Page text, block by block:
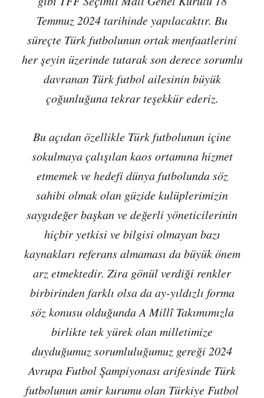
Temmuz 2024 tarihinde yapılacaktır. Bu
süreçte Türk futbolunun ortak menfaatlerini
her şeyin üzerinde tutarak son derece sorumlu
davranan Türk futbol ailesinin büyük
çoğunluğuna tekrar teşekkür ederiz.
Bu açıdan özellikle Türk futbolunun içine
sokulmaya çalışılan kaos ortamına hizmet
etmemek ve hedefi dünya futbolunda söz
sahibi olmak olan güzide kulüplerimizin
saygıdeğer başkan ve değerli yöneticilerinin
hiçbir yetkisi ve bilgisi olmayan bazı
kaynakları referans almaması da büyük önem
arz etmektedir. Zira gönül verdiği renkler
birbirinden farklı olsa da ay-yıldızlı forma
söz konusu olduğunda A Millî Takımımızla
birlikte tek yürek olan milletimize
duyduğumuz sorumluluğumuz gereği 2024
Avrupa Futbol Şampiyonası arifesinde Türk
futbolunun amir kurumu olan Türkiye Futbol